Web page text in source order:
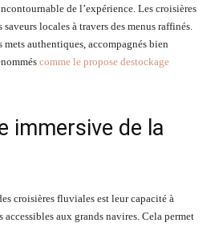
de l’expérience. Les croisières
locales à travers des menus raffinés.
mets authentiques, accompagnés bien
comme le propose destockage
immersive de la
croisières fluviales est leur capacité à
accessibles aux grands navires. Cela permet